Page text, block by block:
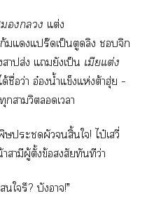
แต่ง
มแแปร๊ดเป็นตูดลิง จิก
าปส่ง แยังเป็น เมียแต่ง
อว่า อ๋องน้ำแข็งแห่งต้าฮุ่ย –
าวิเา
ะผัวสิ้นใ! ไป๋เวี่
สามีผู้ตั้งข้อสงสัยทันทีว่า
ใรึ? บังา!”